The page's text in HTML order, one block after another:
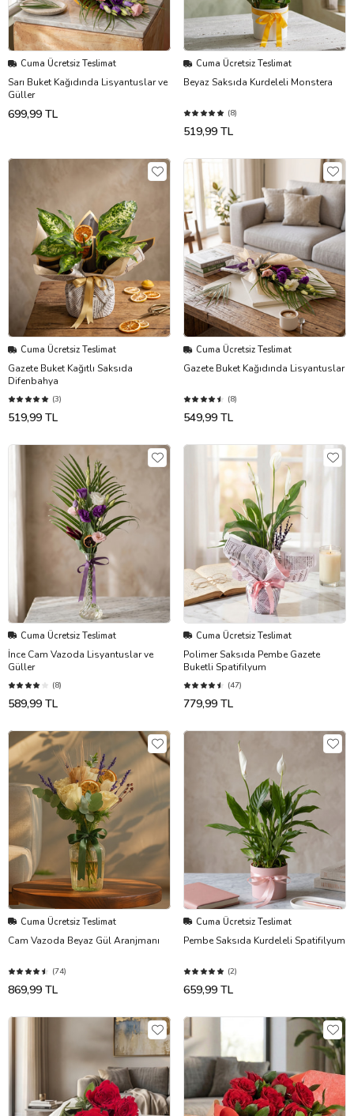
Cuma Ücretsiz Teslimat
Sarı Buket Kağıdında Lisyantuslar ve
Güller
699,99 TL
Cuma Ücretsiz Teslimat
Beyaz Saksıda Kurdeleli Monstera
(8)
519,99 TL
Cuma Ücretsiz Teslimat
Gazete Buket Kağıtlı Saksıda
Difenbahya
(3)
519,99 TL
Cuma Ücretsiz Teslimat
Gazete Buket Kağıdında Lisyantuslar
(8)
549,99 TL
Cuma Ücretsiz Teslimat
İnce Cam Vazoda Lisyantuslar ve
Güller
(8)
589,99 TL
Cuma Ücretsiz Teslimat
Polimer Saksıda Pembe Gazete
Buketli Spatifilyum
(47)
779,99 TL
Cuma Ücretsiz Teslimat
Cam Vazoda Beyaz Gül Aranjmanı
(74)
869,99 TL
Cuma Ücretsiz Teslimat
Pembe Saksıda Kurdeleli Spatifilyum
(2)
659,99 TL